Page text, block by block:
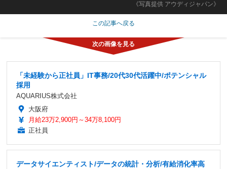
《写真提供 アウディジャパン》
この記事へ戻る
「未経験から正社員」IT事務/20代30代活躍中/ポテンシャル
採用
AQUARIUS株式会社
大阪府
月給23万2,900円～34万8,100円
正社員
データサイエンティスト/データの統計・分析/有給消化率高